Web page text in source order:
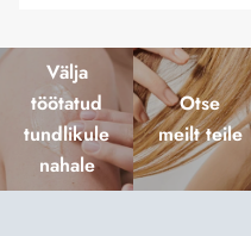
Välja
töötatud
tundlikule
nahale
Otse
meilt teile